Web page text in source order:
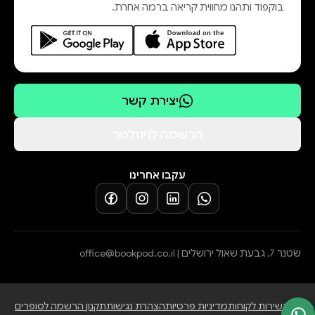
בוקפוד ותהנו מחווית קריאה ברמה אחרת.
יצירת קשר
עקבו אחרינו
שטנר 7, גבעת שאול ירושלים | office@bookpod.co.il
בלוגשירות לקוחותמדיניות פרטיותהצהרת נגישותתקנון הרשמה לסופרים